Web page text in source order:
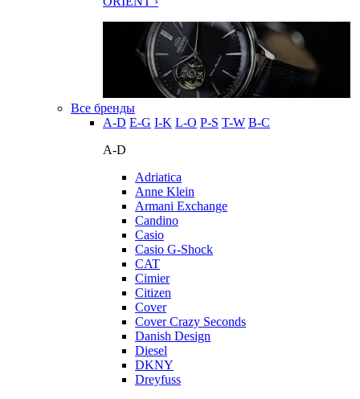
Все бренды
A-D E-G I-K L-O P-S T-W В-С
A-D
Adriatica
Anne Klein
Armani Exchange
Candino
Casio
Casio G-Shock
CAT
Cimier
Citizen
Cover
Cover Crazy Seconds
Danish Design
Diesel
DKNY
Dreyfuss